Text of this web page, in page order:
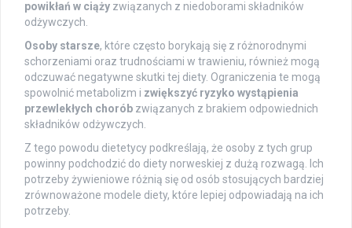
powikłań w ciąży związanych z niedoborami składników
odżywczych.
Osoby starsze, które często borykają się z różnorodnymi
schorzeniami oraz trudnościami w trawieniu, również mogą
odczuwać negatywne skutki tej diety. Ograniczenia te mogą
spowolnić metabolizm i zwiększyć ryzyko wystąpienia
przewlekłych chorób związanych z brakiem odpowiednich
składników odżywczych.
Z tego powodu dietetycy podkreślają, że osoby z tych grup
powinny podchodzić do diety norweskiej z dużą rozwagą. Ich
potrzeby żywieniowe różnią się od osób stosujących bardziej
zrównoważone modele diety, które lepiej odpowiadają na ich
potrzeby.